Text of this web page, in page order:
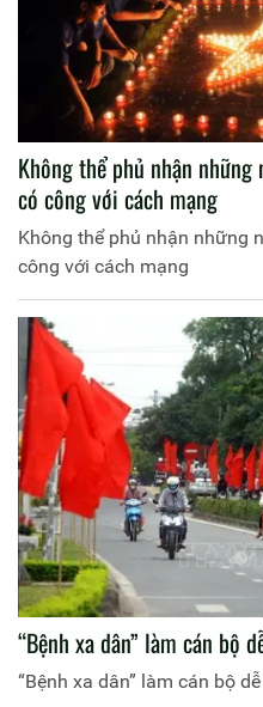
Không thể phủ nhận
có công với cách mạng
Không thể phủ nhận những
công với cách mạng
“Bệnh xa dân” làm cán bộ
“Bệnh xa dân” làm cán bộ